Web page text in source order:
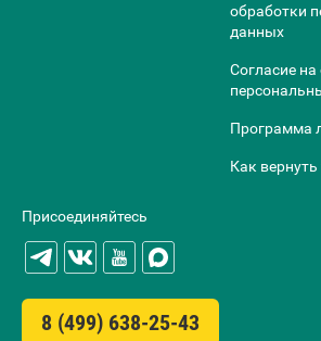
обработки
данных
Согласие
Программа
Как
Присоединяйтесь
8 (499) 638-25-43